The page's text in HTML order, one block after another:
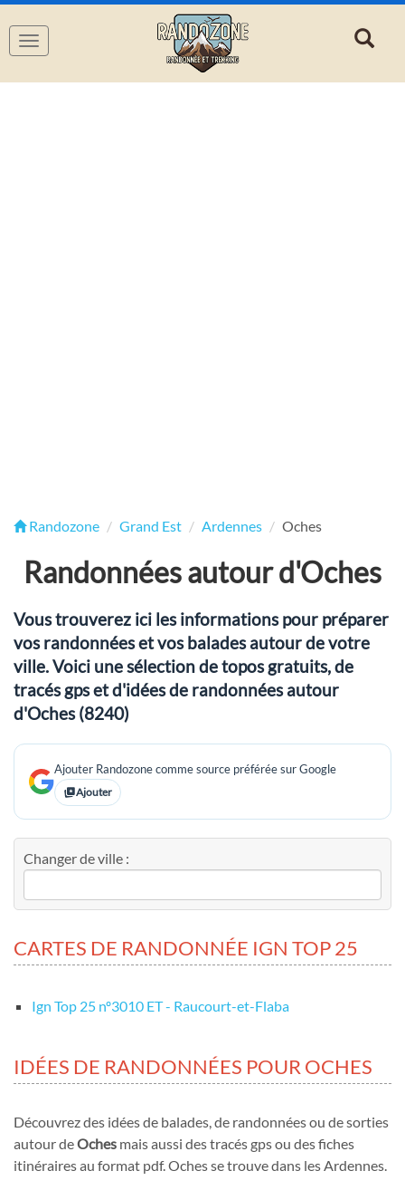
Navigation
Randozone Grand Est Ardennes Oches
Randonnées autour d'Oches
Vous trouverez ici les informations pour préparer
vos randonnées et vos balades autour de votre
ville. Voici une sélection de topos gratuits, de
tracés gps et d'idées de randonnées autour
d'Oches (8240)
Ajouter Randozone comme source préférée sur Google
Ajouter
Changer de ville :
CARTES DE RANDONNÉE IGN TOP 25
Ign Top 25 nº3010 ET - Raucourt-et-Flaba
IDÉES DE RANDONNÉES POUR OCHES
Découvrez des idées de balades, de randonnées ou de sorties
autour deOches mais aussi des tracés gps ou des fiches
itinéraires au format pdf. Oches se trouve dans les Ardennes.